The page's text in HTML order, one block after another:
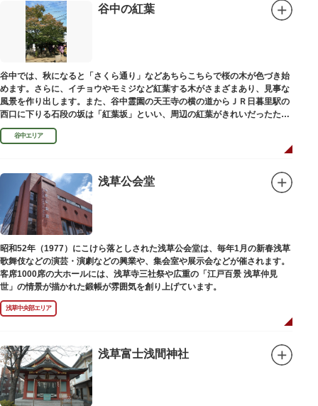
谷中の紅葉
谷中では、秋になると「さくら通り」などあちらこちらで桜の木が色づき始
めます。さらに、イチョウやモミジなど紅葉する木がさまざまあり、見事な
風景を作り出します。また、谷中霊園の天王寺の横の道からＪＲ日暮里駅の
西口に下りる石段の坂は「紅葉坂」といい、周辺の紅葉がきれいだったため
このように命名されたという説があります。
谷中エリア
浅草公会堂
昭和52年（1977）にこけら落としされた浅草公会堂は、毎年1月の新春浅草
歌舞伎などの演芸・演劇などの興業や、集会室や展示会などが催されます。
客席1000席の大ホールには、浅草寺三社祭や広重の「江戸百景 浅草仲見
世」の情景が描かれた鍛帳が雰囲気を創り上げています。
浅草中央部エリア
浅草富士浅間神社